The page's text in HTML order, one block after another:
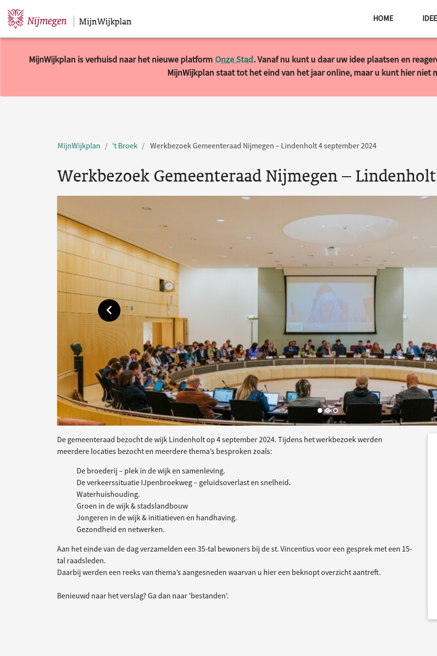
Sla navigatie over MijnWijkplan HOME
MijnWijkplan is verhuisd naar het nieuwe platform Onze Stad. Vanaf nu kunt u daar uw idee plaatsen en
MijnWijkplan staat tot het eind van het jaar online, maar u kunt hier niet
MijnWijkplan 't Broek Werkbezoek Gemeenteraad Nijmegen – Lindenholt 4 september 2024
Werkbezoek Gemeenteraad Nijmegen –
Toon vorige afbeelding
De gemeenteraad bezocht de wijk Lindenholt op 4 september 2024. Tijdens het werkbezoek werden
meerdere locaties bezocht en meerdere thema’s besproken zoals:
De broederij – plek in de wijk en samenleving.
De verkeerssituatie IJpenbroekweg – geluidsoverlast en snelheid.
Waterhuishouding.
Groen in de wijk & stadslandbouw
Jongeren in de wijk & initiatieven en handhaving.
Gezondheid en netwerken.
Aan het einde van de dag verzamelden een 35-tal bewoners bij de st. Vincentius voor een gesprek met een 15-
tal raadsleden.
Daarbij werden een reeks van thema’s aangesneden waarvan u hier een beknopt overzicht aantreft.
Benieuwd naar het verslag? Ga dan naar 'bestanden'.